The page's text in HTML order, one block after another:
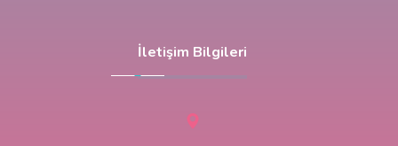
İletişim Bilgileri